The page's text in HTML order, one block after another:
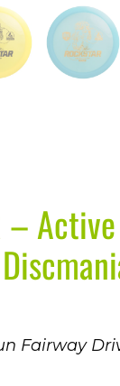
– Active
Fairway